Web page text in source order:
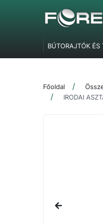
BÚTORAJTÓK ÉS
SZERELVÉNYEK
Főoldal
IRODAI